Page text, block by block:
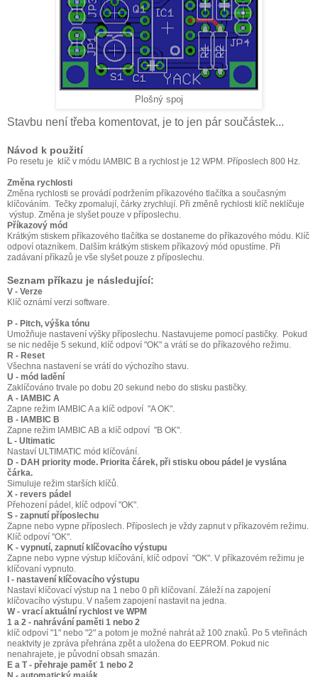
Plošný spoj
Stavbu není třeba komentovat, je to jen pár součástek...
Návod k použití
Po resetu je klíč v módu IAMBIC B a rychlost je 12 WPM. Příposlech 800 Hz.
Změna rychlosti
Změna rychlosti se provádí podržením příkazového tlačítka a současným
klíčováním. Tečky zpomalují, čárky zrychlují. Při změně rychlosti klíč neklíčuje
výstup. Změna je slyšet pouze v příposlechu.
Příkazový mód
Krátkým stiskem příkazového tlačítka se dostaneme do příkazového módu. Klíč
odpoví otazníkem. Dalším krátkým stiskem příkazový mód opustíme. Při
zadávaní příkazů je vše slyšet pouze z příposlechu.
Seznam příkazu je následující:
V - Verze
Klíč oznámí verzi software.
P - Pitch, výška tónu
Umožňuje nastavení výšky příposlechu. Nastavujeme pomocí pastičky. Pokud
se nic neděje 5 sekund, klíč odpoví "OK" a vrátí se do příkazového režimu.
R - Reset
Všechna nastavení se vrátí do výchozího stavu.
U - mód ladění
Zaklíčováno trvale po dobu 20 sekund nebo do stisku pastičky.
A - IAMBIC A
Zapne režim IAMBIC A a klíč odpoví "A OK".
B - IAMBIC B
Zapne režim IAMBIC AB a klíč odpoví "B OK".
L - Ultimatic
Nastaví ULTIMATIC mód klíčování.
D - DAH priority mode. Priorita čárek, při stisku obou pádel je vyslána
čárka.
Simuluje režim starších klíčů.
X - revers pádel
Přehození pádel, klíč odpoví "OK".
S - zapnutí příposlechu
Zapne nebo vypne příposlech. Příposlech je vždy zapnut v příkazovém režimu.
Klíč odpoví "OK".
K - vypnutí, zapnutí klíčovacího výstupu
Zapne nebo vypne výstup klíčování, klíč odpoví "OK". V příkazovém režimu je
klíčovaní vypnuto.
I - nastavení klíčovacího výstupu
Nastaví klíčovací výstup na 1 nebo 0 při klíčovaní. Záleží na zapojení
klíčovacího výstupu. V našem zapojení nastavit na jedna.
W - vrací aktuální rychlost ve WPM
1 a 2 - nahrávání paměti 1 nebo 2
klíč odpoví "1" nebo "2" a potom je možné nahrát až 100 znaků. Po 5 vteřinách
neaktvity je zpráva přehrána zpět a uložena do EEPROM. Pokud nic
nenahrajete, je původní obsah smazán.
E a T - přehraje paměť 1 nebo 2